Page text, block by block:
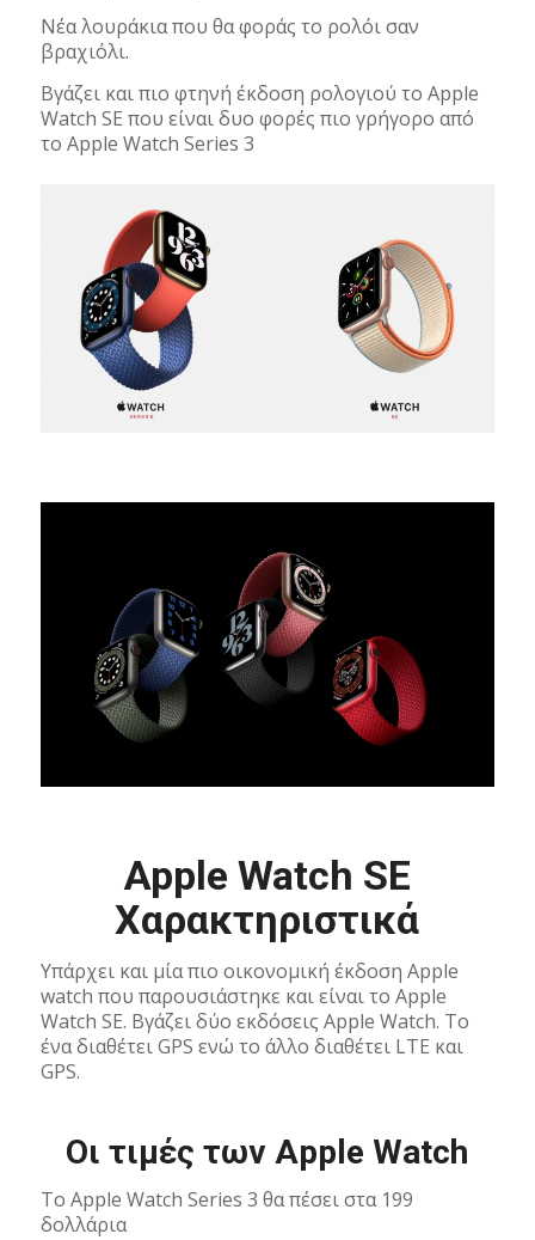
Νέα λουράκια που θα φοράς το ρολόι σαν
βραχιόλι.
Βγάζει και πιο φτηνή έκδοση ρολογιού το Apple
Watch SE που είναι δυο φορές πιο γρήγορο από
το Apple Watch Series 3
Apple Watch SE
Χαρακτηριστικά
Υπάρχει και μία πιο οικονομική έκδοση Apple
watch που παρουσιάστηκε και είναι το Apple
Watch SE. Βγάζει δύο εκδόσεις Apple Watch. Το
ένα διαθέτει GPS ενώ το άλλο διαθέτει LTE και
GPS.
Οι τιμές των Apple Watch
Το Apple Watch Series 3 θα πέσει στα 199
δολλάρια